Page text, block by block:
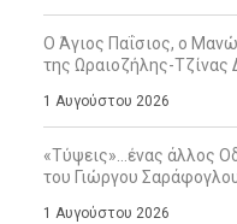
Ο Άγιος Παΐσιος, ο
της Ωραιοζήλης-Τζίνας
1 Αυγούστου 2026
«Τύψεις»…ένας άλλος
του Γιώργου
1 Αυγούστου 2026